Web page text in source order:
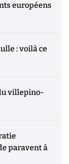
européens
: voilà ce
villepino-
paravent à